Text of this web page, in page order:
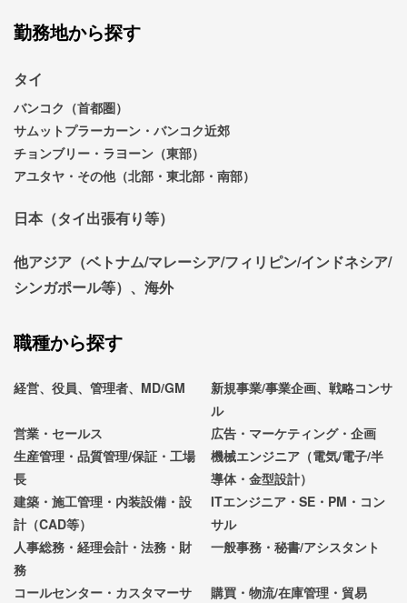
勤務地から探す
タイ
バンコク（首都圏）
サムットプラーカーン・バンコク近郊
チョンブリー・ラヨーン（東部）
アユタヤ・その他（北部・東北部・南部）
日本（タイ出張有り等）
他アジア（ベトナム/マレーシア/フィリピン/インドネシア/
シンガポール等）、海外
職種から探す
経営、役員、管理者、MD/GM
新規事業/事業企画、戦略コンサ
ル
営業・セールス
広告・マーケティング・企画
生産管理・品質管理/保証・工場
長
機械エンジニア（電気/電子/半
導体・金型設計）
建築・施工管理・内装設備・設
計（CAD等）
ITエンジニア・SE・PM・コン
サル
人事総務・経理会計・法務・財
務
一般事務・秘書/アシスタント
コールセンター・カスタマーサ
購買・物流/在庫管理・貿易